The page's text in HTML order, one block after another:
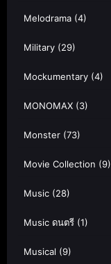
Melodrama (4)
Military (29)
Mockumentary (4)
MONOMAX (3)
Monster (73)
Movie Collection (9)
Music (28)
Music ดนตรี (1)
Musical (9)